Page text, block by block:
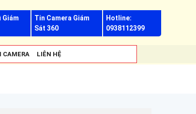
Giám
Tin Camera Giám
Sát 360
Hotline:
0938112399
CAMERA LIÊN HỆ